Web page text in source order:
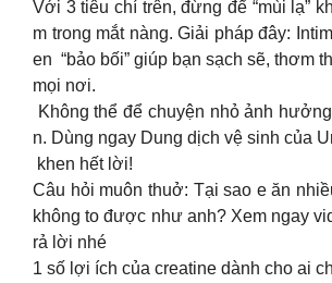
Với 3 tiêu chí trên, đừng để “mùi lạ”
m trong mắt nàng. Giải pháp đây:
en “bảo bối” giúp bạn sạch sẽ, thơm
mọi nơi.
Không thể để chuyện nhỏ ảnh
n. Dùng ngay Dung dịch vệ sinh của
khen hết lời!
Câu hỏi muôn thuở: Tại sao e ăn
không to được như anh? Xem ngay
rả lời nhé
1 số lợi ích của creatine dành cho ai